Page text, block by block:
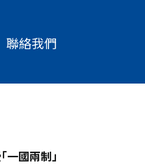
聯絡我們
國兩制」